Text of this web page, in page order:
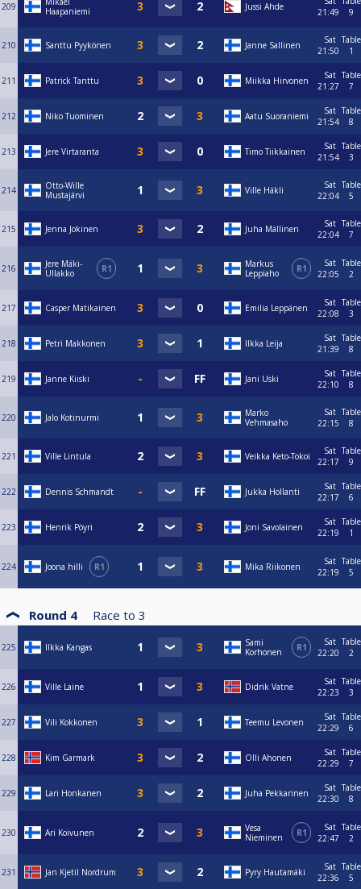
209
Haapaniemi
Jussi Ahde
21:49
9
210 Santtu Pyykönen Janne Sallinen
Sat
21:50
Table
1
211 Patrick Tanttu Miikka Hirvonen
Sat
21:27
Table
7
212 Niko Tuominen Aatu Suoraniemi
Sat
21:54
Table
8
213 Jere Virtaranta Timo Tiikkainen
Sat
21:54
Table
3
214
Otto-Wille
Mustajärvi
Ville Häkli
Sat
22:04
Table
5
215 Jenna Jokinen Juha Mällinen
Sat
22:04
Table
7
216
Jere Mäki-
Ullakko
R1
Markus
Leppiaho
R1
Sat
22:05
Table
2
217 Casper Matikainen Emilia Leppänen
Sat
22:08
Table
3
218 Petri Makkonen Ilkka Leija
Sat
21:39
Table
8
219 Janne Kiiski Jani Uski
Sat
22:10
Table
8
220 Jalo Kotinurmi
Marko
Vehmasaho
Sat
22:15
Table
8
221 Ville Lintula Veikka Keto-Tokoi
Sat
22:17
Table
9
222 Dennis Schmandt Jukka Hollanti
Sat
22:17
Table
6
223 Henrik Pöyri Joni Savolainen
Sat
22:19
Table
1
224 Joona hilli R1 Mika Riikonen
Sat
22:19
Table
5
Round 4 Race to 3
225 Ilkka Kangas
Sami
Korhonen
R1
Sat
22:20
Table
2
226 Ville Laine Didrik Vatne
Sat
22:23
Table
3
227 Vili Kokkonen Teemu Levonen
Sat
22:29
Table
6
228 Kim Garmark Olli Ahonen
Sat
22:29
Table
7
229 Lari Honkanen Juha Pekkarinen
Sat
22:30
Table
8
230 Ari Koivunen
Vesa
Nieminen
R1
Sat
22:47
Table
2
231 Jan Kjetil Nordrum Pyry Hautamäki
Sat
22:36
Table
5